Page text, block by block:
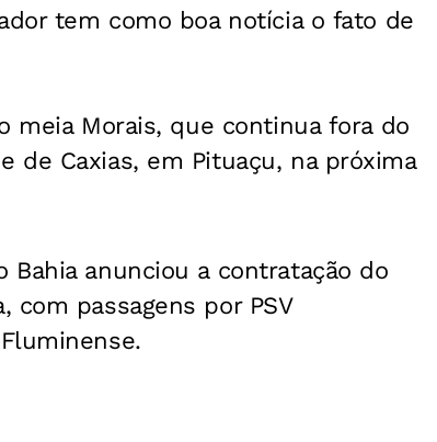
tem como boa notícia o fato de
meia Morais, que continua fora do
de Caxias, em Pituaçu, na próxima
anunciou a contratação do
com passagens por PSV